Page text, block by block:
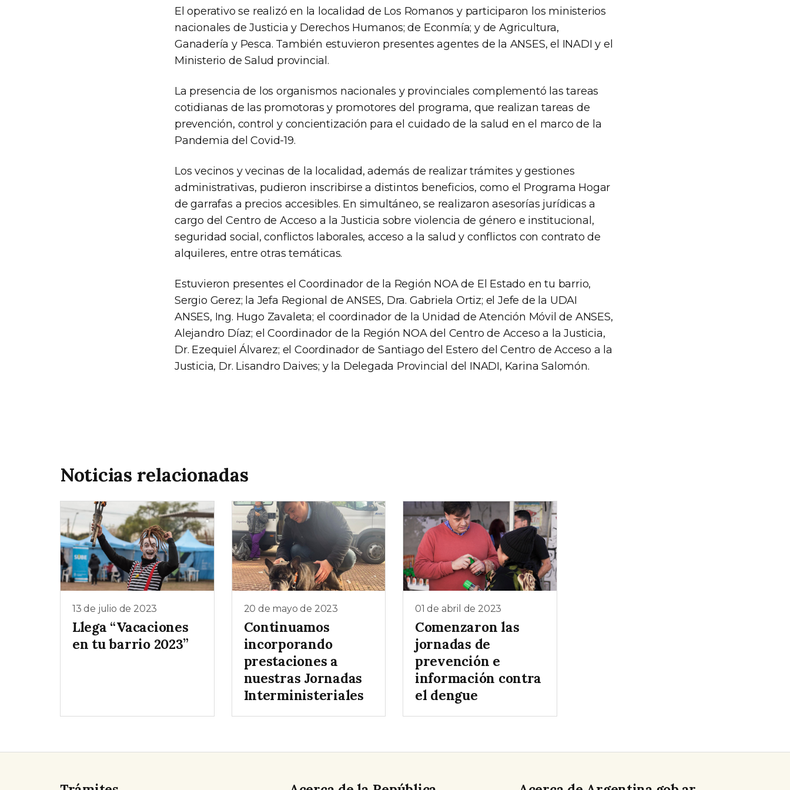
El operativo se realizó en la localidad de Los Romanos y participaron los ministerios
nacionales de Justicia y Derechos Humanos; de Econmía; y de Agricultura,
Ganadería y Pesca. También estuvieron presentes agentes de la ANSES, el INADI y el
Ministerio de Salud provincial.
La presencia de los organismos nacionales y provinciales complementó las tareas
cotidianas de las promotoras y promotores del programa, que realizan tareas de
prevención, control y concientización para el cuidado de la salud en el marco de la
Pandemia del Covid-19.
Los vecinos y vecinas de la localidad, además de realizar trámites y gestiones
administrativas, pudieron inscribirse a distintos beneficios, como el Programa Hogar
de garrafas a precios accesibles. En simultáneo, se realizaron asesorías jurídicas a
cargo del Centro de Acceso a la Justicia sobre violencia de género e institucional,
seguridad social, conflictos laborales, acceso a la salud y conflictos con contrato de
alquileres, entre otras temáticas.
Estuvieron presentes el Coordinador de la Región NOA de El Estado en tu barrio,
Sergio Gerez; la Jefa Regional de ANSES, Dra. Gabriela Ortiz; el Jefe de la UDAI
ANSES, Ing. Hugo Zavaleta; el coordinador de la Unidad de Atención Móvil de ANSES,
Alejandro Díaz; el Coordinador de la Región NOA del Centro de Acceso a la Justicia,
Dr. Ezequiel Álvarez; el Coordinador de Santiago del Estero del Centro de Acceso a la
Justicia, Dr. Lisandro Daives; y la Delegada Provincial del INADI, Karina Salomón.
Noticias relacionadas
13 de julio de 2023
Llega “Vacaciones
en tu barrio 2023”
20 de mayo de 2023
Continuamos
incorporando
prestaciones a
nuestras Jornadas
Interministeriales
01 de abril de 2023
Comenzaron las
jornadas de
prevención e
información contra
el dengue